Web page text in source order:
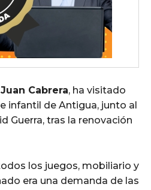
Juan Cabrera, ha visitado
infantil de Antigua, junto al
Guerra, tras la renovación
los juegos, mobiliario y
era una demanda de las